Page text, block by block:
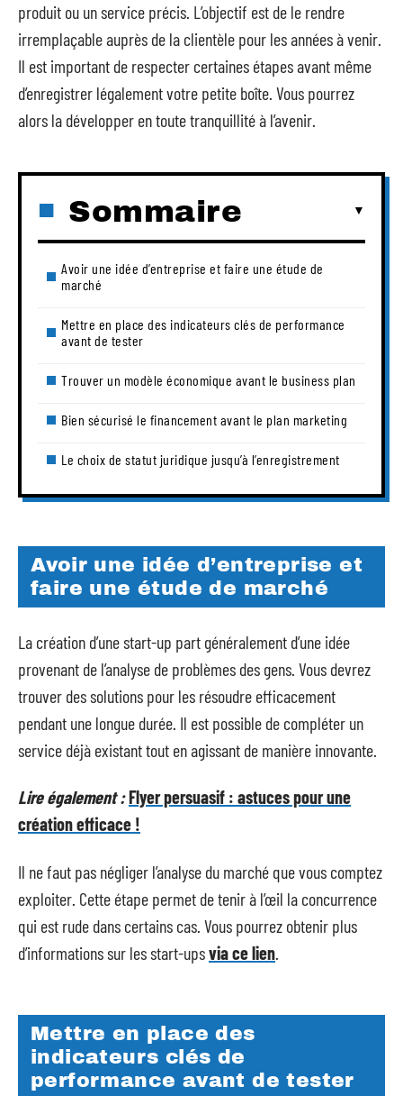
produit ou un service précis. L’objectif est de le rendre
irremplaçable auprès de la clientèle pour les années à venir.
Il est important de respecter certaines étapes avant même
d’enregistrer légalement votre petite boîte. Vous pourrez
alors la développer en toute tranquillité à l’avenir.
Sommaire
Avoir une idée d’entreprise et faire une étude de
marché
Mettre en place des indicateurs clés de performance
avant de tester
Trouver un modèle économique avant le business plan
Bien sécurisé le financement avant le plan marketing
Le choix de statut juridique jusqu’à l’enregistrement
Avoir une idée d’entreprise et
faire une étude de marché
La création d’une start-up part généralement d’une idée
provenant de l’analyse de problèmes des gens. Vous devrez
trouver des solutions pour les résoudre efficacement
pendant une longue durée. Il est possible de compléter un
service déjà existant tout en agissant de manière innovante.
Lire également :Flyer persuasif : astuces pour une
création efficace !
Il ne faut pas négliger l’analyse du marché que vous comptez
exploiter. Cette étape permet de tenir à l’œil la concurrence
qui est rude dans certains cas. Vous pourrez obtenir plus
d’informations sur les start-upsvia ce lien
Mettre en place des
indicateurs clés de
performance avant de tester